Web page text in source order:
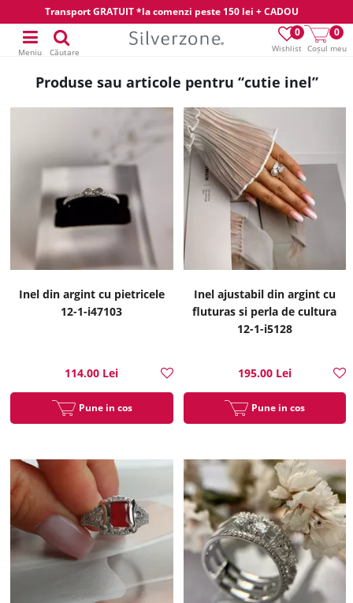
Transport GRATUIT *la comenzi peste 150 lei + CADOU
Wishlist
0
Coșul meu
0
Meniu Căutare
Produse sau articole pentru “cutie inel”
Inel din argint cu pietricele
12-1-i47103
114.00 Lei
Pune in cos
Inel ajustabil din argint cu
fluturas si perla de cultura
12-1-i5128
195.00 Lei
Pune in cos